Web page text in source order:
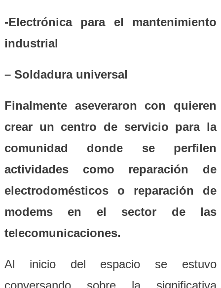
-Electrónica para el mantenimiento
industrial
– Soldadura universal
Finalmente aseveraron con quieren
crear un centro de servicio para la
comunidad donde se perfilen
actividades como reparación de
electrodomésticos o reparación de
modems en el sector de las
telecomunicaciones.
Al inicio del espacio se estuvo